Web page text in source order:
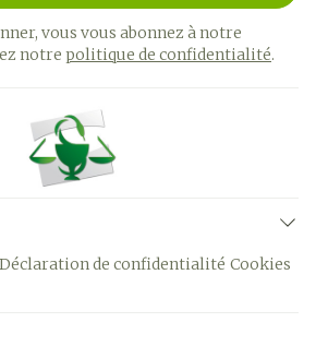
vous vous abonnez à notre
notre politique de confidentialité.
Déclaration de confidentialité Cookies